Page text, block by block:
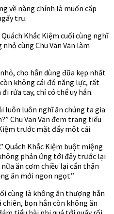
về nàng chính là muốn cấp
trụ.
Khắc Kiệm cuối cùng nghĩ
cùng Chu Vãn Vãn làm
cho hắn dùng đũa kẹp nhất
không cái đó năng lực, rất
rửa tay, chỉ có thể uy hắn.
luôn luôn nghĩ ăn chúng ta gia
Chu Vãn Vãn đem trang tiểu
trước mặt đẩy một cái.
Quách Khắc Kiệm buột miệng
phản ứng tới đây trước lại
ăn cơm chiều lại cẩn thận
ăn mới ngon ngọt.”
cùng là không ăn thượng hắn
bọn hắn còn không ăn